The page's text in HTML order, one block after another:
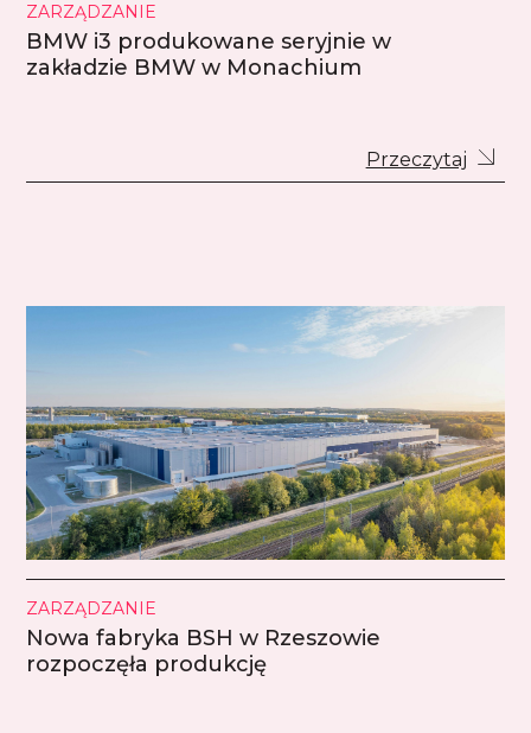
ZARZĄDZANIE
BMW i3 produkowane seryjnie w
zakładzie BMW w Monachium
Przeczytaj
ZARZĄDZANIE
Nowa fabryka BSH w Rzeszowie
rozpoczęła produkcję